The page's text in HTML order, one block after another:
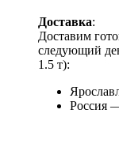
Доставка:
Доставим
следующий
1.5 т):
Россия